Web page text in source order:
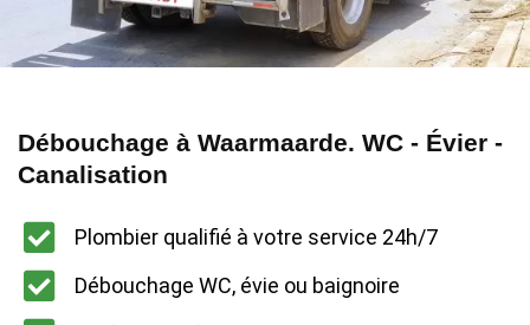
Débouchage à Waarmaarde. WC - Évier -
Canalisation
Plombier qualifié à votre service 24h/7
Débouchage WC, évie ou baignoire